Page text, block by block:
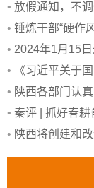
• 放假通知，不
• 锤炼干部“硬作
• 2024年1月15
•
《习近平关于
• 陕西各部门认
• 秦评 | 抓好春
• 陕西将创建和